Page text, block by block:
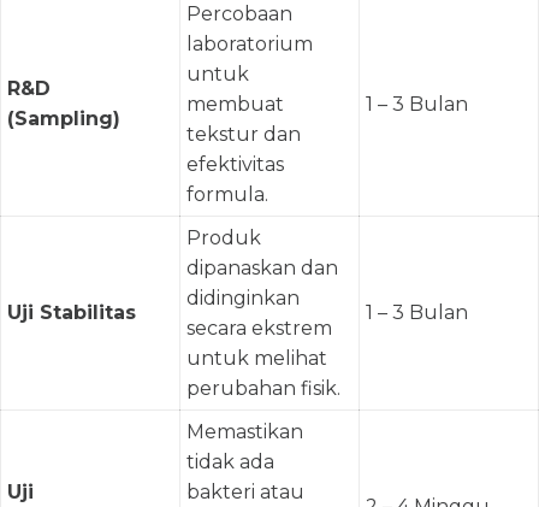
R&D
(Sampling)
Percobaan
laboratorium
untuk
membuat
tekstur dan
efektivitas
formula.
1 – 3 Bulan
Uji Stabilitas
Produk
dipanaskan dan
didinginkan
secara ekstrem
untuk melihat
perubahan fisik.
1 – 3 Bulan
Uji
Memastikan
tidak ada
bakteri atau